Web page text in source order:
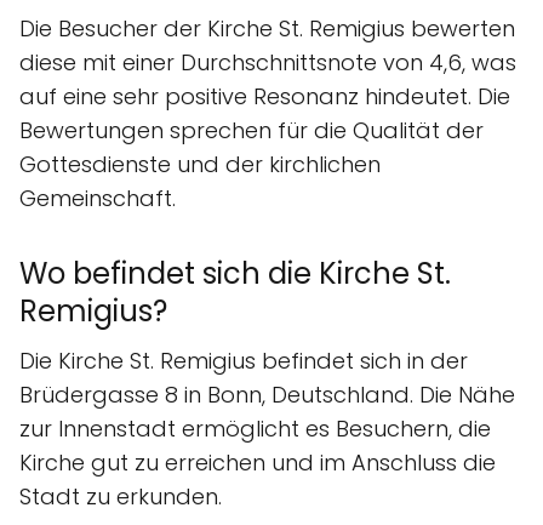
Die Besucher der Kirche St. Remigius bewerten
diese mit einer Durchschnittsnote von 4,6, was
auf eine sehr positive Resonanz hindeutet. Die
Bewertungen sprechen für die Qualität der
Gottesdienste und der kirchlichen
Gemeinschaft.
Wo befindet sich die Kirche St.
Remigius?
Die Kirche St. Remigius befindet sich in der
Brüdergasse 8 in Bonn, Deutschland. Die Nähe
zur Innenstadt ermöglicht es Besuchern, die
Kirche gut zu erreichen und im Anschluss die
Stadt zu erkunden.